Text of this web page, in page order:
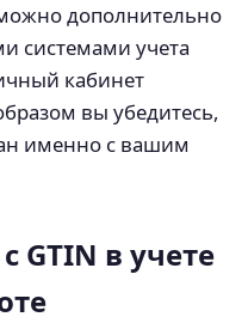
дополнительно
системами учета
кабинет
вы убедитесь,
именно с вашим
GTIN в учете